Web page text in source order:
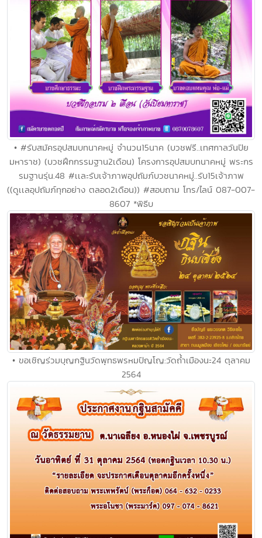
• #รับสมัครอุปสมบทนาคหมู่ จำนวน15นาค (บวชฟรี..เทศกาลวันปิย
มหาราช) (บวชฝึกกรรมฐาน2เดือน) โครงการอุปสมบทนาคหมู่ พระกร
รมฐานรุ่น.48 #เเละรับเจ้าภาพอุปถัมภ์บวชนาคหมู่..รับ15เจ้าภาพ
((ดูเเลอุปถัมภ์ทุกอย่าง ตลอด2เดือน)) #สอบถาม โทร/ไลน์ 087-007-
8607 *พิธีบ
• ขอเชิญร่วมบุญกฐินวัดพุทธพรหมปัญโญ:วัดถ้ำเมืองนะ24 ตุลาคม
2564